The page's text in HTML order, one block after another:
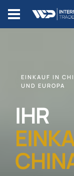
EINKAUF IN
UND EUROPA
IHR